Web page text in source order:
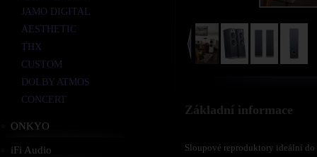
JAMO DIGITAL
AESTHETIC
THX
CUSTOM
DOLBY ATMOS
CONCERT
ONKYO
iFi Audio
Základní informace
Sloupové reproduktory ideální